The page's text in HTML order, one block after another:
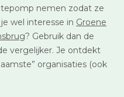
nemen zodat ze
wel interesse in Groene
? Gebruik dan de
vergelijker. Je ontdekt
organisaties (ook